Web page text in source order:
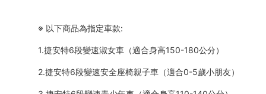
※ 以下商品為指定車款:
1.捷安特6段變速淑女車（適合身高150-180公分）
2.捷安特6段變速安全座椅親子車（適合0-5歲小朋友）